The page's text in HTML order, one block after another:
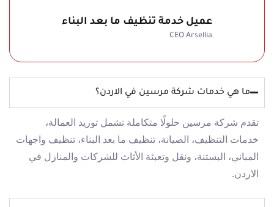
عميل خدمة تنظيف ما بعد البناء
CEO Arsellia
ما هي خدمات شركة مرسين في الاردن؟
تقدم شركة مرسين حلولًا متكاملة تشمل توريد العمالة،
خدمات التنظيف، الصيانة، تنظيف ما بعد البناء، تنظيف واجهات
المباني، البستنة، ونقل وتعبئة الأثاث للشركات والمنازل في
الاردن.